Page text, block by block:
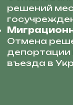
решений
Отмена
депортации
въезда в